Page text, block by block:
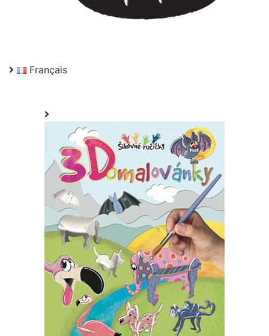
Français